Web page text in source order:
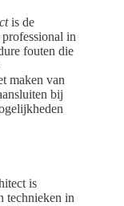
is de
in
fouten die
maken van
bij
is
technieken in